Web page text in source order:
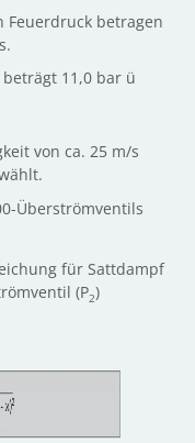
betragen
11,0 bar ü
von ca. 25 m/s
Überströmventils
für Sattdampf
(P2)